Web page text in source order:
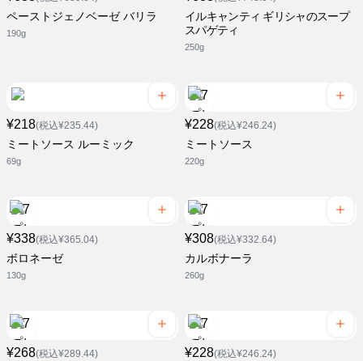
ペーストジェノベーゼ バリラ
190g
イルキャンティ ギリシャのスープ
スパゲティ
250g
¥218(税込¥235.44)
ミートソース ルーミック
69g
¥228(税込¥246.24)
ミートソース
220g
¥338(税込¥365.04)
ボロネーゼ
130g
¥308(税込¥332.64)
カルボナーラ
260g
¥268(税込¥289.44) ¥228(税込¥246.24)